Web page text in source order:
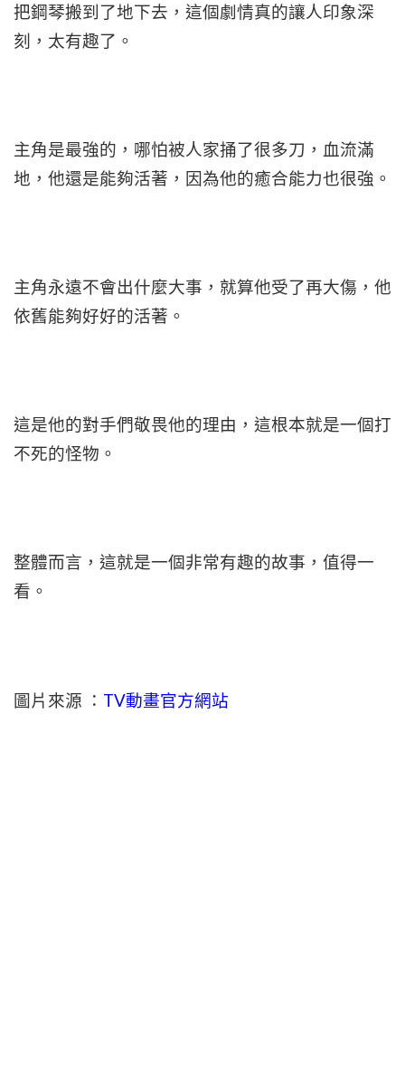
把鋼琴搬到了地下去，這個劇情真的讓人印象深
刻，太有趣了。
主角是最強的，哪怕被人家捅了很多刀，血流滿
地，他還是能夠活著，因為他的癒合能力也很強。
主角永遠不會出什麼大事，就算他受了再大傷，他
依舊能夠好好的活著。
這是他的對手們敬畏他的理由，這根本就是一個打
不死的怪物。
整體而言，這就是一個非常有趣的故事，值得一
看。
圖片來源 ： TV動畫官方網站